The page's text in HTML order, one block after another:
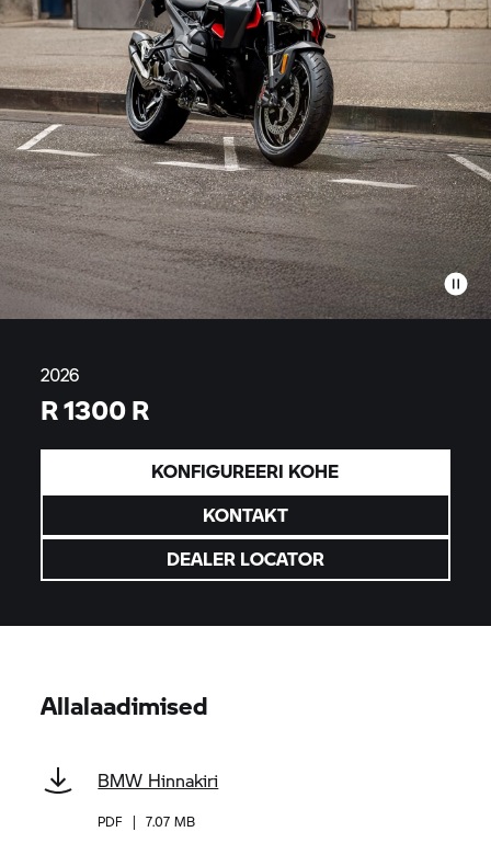
2026
R 1300 R
KONFIGUREERI KOHE
KONTAKT
DEALER LOCATOR
Allalaadimised
BMW Hinnakiri
PDF | 7.07 MB